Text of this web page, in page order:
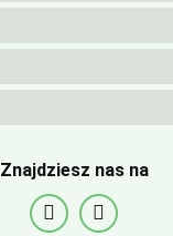
Znajdziesz nas na